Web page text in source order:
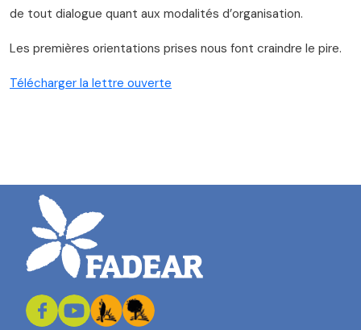
de tout dialogue quant aux modalités d’organisation.
Les premières orientations prises nous font craindre le pire.
Télécharger la lettre ouverte